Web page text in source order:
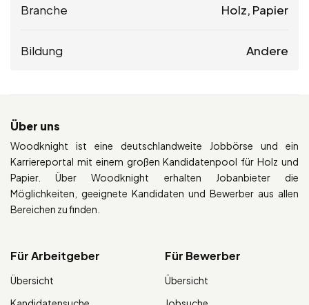
Branche Holz, Papier
Bildung Andere
Über uns
Woodknight ist eine deutschlandweite Jobbörse und ein
Karriereportal mit einem großen Kandidatenpool für Holz und
Papier. Über Woodknight erhalten Jobanbieter die
Möglichkeiten, geeignete Kandidaten und Bewerber aus allen
Bereichen zu finden.
Für Arbeitgeber
Übersicht
Für Bewerber
Übersicht